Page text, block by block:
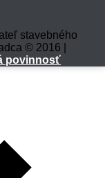
stavebného
© 2016 |
povinnosť